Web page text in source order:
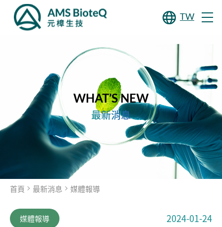
TW
WHAT’S NEW
最新消息
首頁 最新消息 媒體報導
媒體報導 2024-01-24